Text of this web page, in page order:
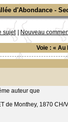
d'Abondance -
sujet Nouveau
Voie : « Au
auteur que
de Monthey, 1870